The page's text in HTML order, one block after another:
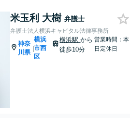
米玉利 大樹 弁護士
弁護士法人横浜キャピタル法律事務所
神奈
川県
|
横浜
市西
区
横浜駅から
徒歩10分
営業時間：本
日定休日